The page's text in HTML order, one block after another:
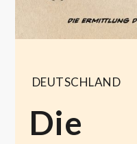
DEUTSCHLAND
Die